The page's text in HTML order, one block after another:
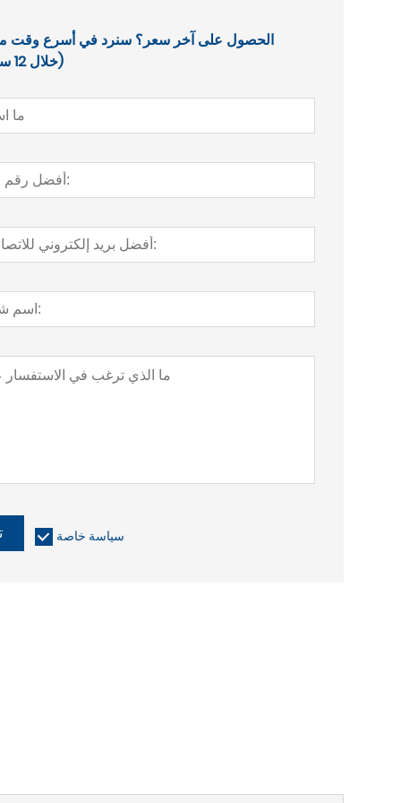
الحصول على آخر سعر؟ سنرد في أسرع وقت
(خلال 12 ساعة)
سياسة خاصة